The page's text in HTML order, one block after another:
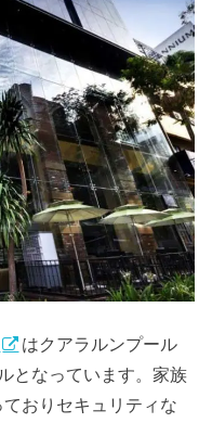
はクアラルンプール
となっています。家族
おりセキュリティな